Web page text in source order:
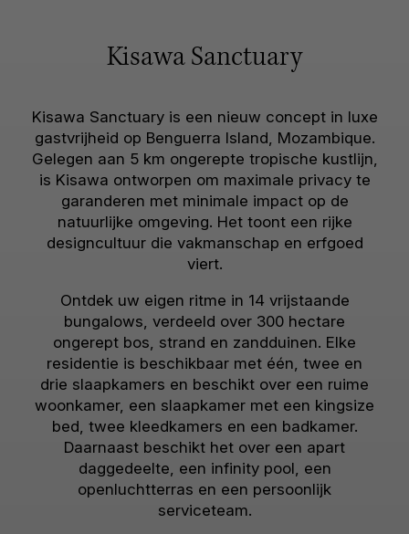
Kisawa Sanctuary
Kisawa Sanctuary is een nieuw concept in luxe
gastvrijheid op Benguerra Island, Mozambique.
Gelegen aan 5 km ongerepte tropische kustlijn,
is Kisawa ontworpen om maximale privacy te
garanderen met minimale impact op de
natuurlijke omgeving. Het toont een rijke
designcultuur die vakmanschap en erfgoed
viert.
Ontdek uw eigen ritme in 14 vrijstaande
bungalows, verdeeld over 300 hectare
ongerept bos, strand en zandduinen. Elke
residentie is beschikbaar met één, twee en
drie slaapkamers en beschikt over een ruime
woonkamer, een slaapkamer met een kingsize
bed, twee kleedkamers en een badkamer.
Daarnaast beschikt het over een apart
daggedeelte, een infinity pool, een
openluchtterras en een persoonlijk
serviceteam.